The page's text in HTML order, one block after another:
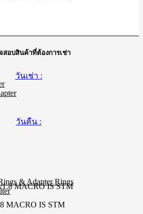
& Adapter Rings
สอบสินค้าที่ต้องการเช่า
วันเช่า :
วันคืน :
MACRO IS STM